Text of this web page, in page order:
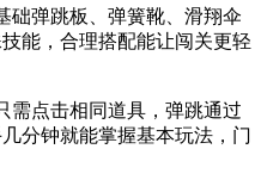
弹跳板、弹簧靴、滑翔伞
能，合理搭配能让闯关更轻
点击相同道具，弹跳通过
分钟就能掌握基本玩法，门